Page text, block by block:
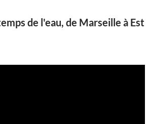
de l'eau, de Marseille à Est